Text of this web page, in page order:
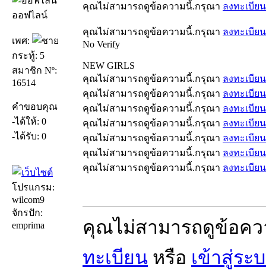
ออฟไลน์
เพศ:
กระทู้: 5
สมาชิก Nº:
16514
คำขอบคุณ
-ได้ให้: 0
-ได้รับ: 0
โปรแกรม:
wilcom9
จักรปัก:
emprima
คุณไม่สามารถดูข้อความนี้.กรุณา ลงทะเบียน
คุณไม่สามารถดูข้อความนี้.กรุณา ลงทะเบียน
No Verify
NEW GIRLS
คุณไม่สามารถดูข้อความนี้.กรุณา ลงทะเบียน
คุณไม่สามารถดูข้อความนี้.กรุณา ลงทะเบียน
คุณไม่สามารถดูข้อความนี้.กรุณา ลงทะเบียน
คุณไม่สามารถดูข้อความนี้.กรุณา ลงทะเบียน
คุณไม่สามารถดูข้อความนี้.กรุณา ลงทะเบียน
คุณไม่สามารถดูข้อความนี้.กรุณา ลงทะเบียน
คุณไม่สามารถดูข้อความนี้.กรุณา ลงทะเบียน
คุณไม่สามารถดูข้อค
ทะเบียน หรือ เข้าสู่ระ